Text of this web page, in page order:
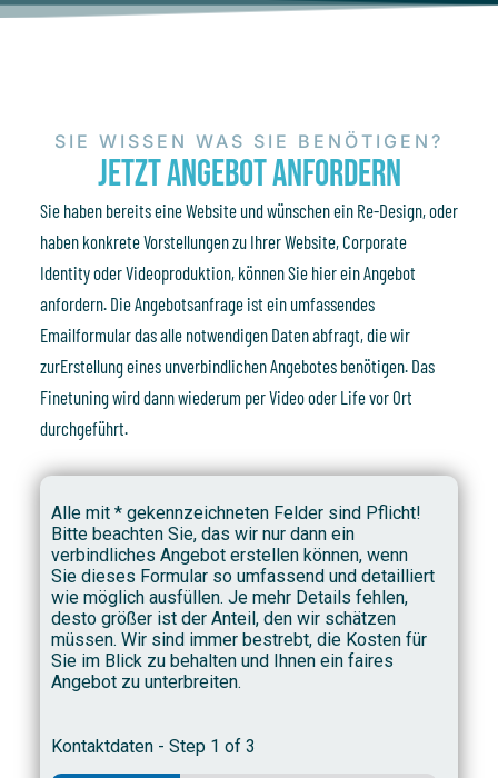
SIE WISSEN WAS SIE BENÖTIGEN?
Jetzt Angebot anfordern
Sie haben bereits eine Website und wünschen ein Re-Design, oder
haben konkrete Vorstellungen zu Ihrer Website, Corporate
Identity oder Videoproduktion, können Sie hier ein Angebot
anfordern. Die Angebotsanfrage ist ein umfassendes
Emailformular das alle notwendigen Daten abfragt, die wir
zurErstellung eines unverbindlichen Angebotes benötigen. Das
Finetuning wird dann wiederum per Video oder Life vor Ort
durchgeführt.
Alle mit * gekennzeichneten Felder sind Pflicht!
Bitte beachten Sie, das wir nur dann ein
verbindliches Angebot erstellen können, wenn
Sie dieses Formular so umfassend und detailliert
wie möglich ausfüllen. Je mehr Details fehlen,
desto größer ist der Anteil, den wir schätzen
müssen. Wir sind immer bestrebt, die Kosten für
Sie im Blick zu behalten und Ihnen ein faires
Angebot zu unterbreiten.
Kontaktdaten- Step 1 of 3